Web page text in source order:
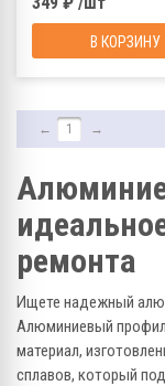
В КОРЗИНУ
← 1 →
ремонта
Ищете надежный
Алюминиевый
материал,
сплавов, который